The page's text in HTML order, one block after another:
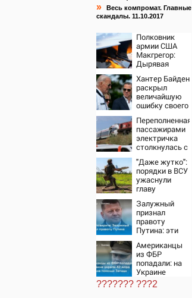
»
Весь компромат. Главные
скандалы. 11.10.2017
Полковник
армии США
Макгрегор:
Дырявая
Одессы -
когда же в
командовании
ВМФ России
за это полетят
головы?
Хантер Байден
раскрыл
величайшую
ошибку своего
бездействие
против
Трампа
Переполненная
пассажирами
электричка
столкнулась с
поездом —
десятки
человек
пострадали.
Видео с места
ЧП
"Даже жутко":
порядки в ВСУ
ужаснули
главу
армии
Залужный
признал
правоту
Путина: эти
прозвучали не
просто так
Американцы
из ФБР
попадали: на
Украине
украли 42
млрд
??????? ???2